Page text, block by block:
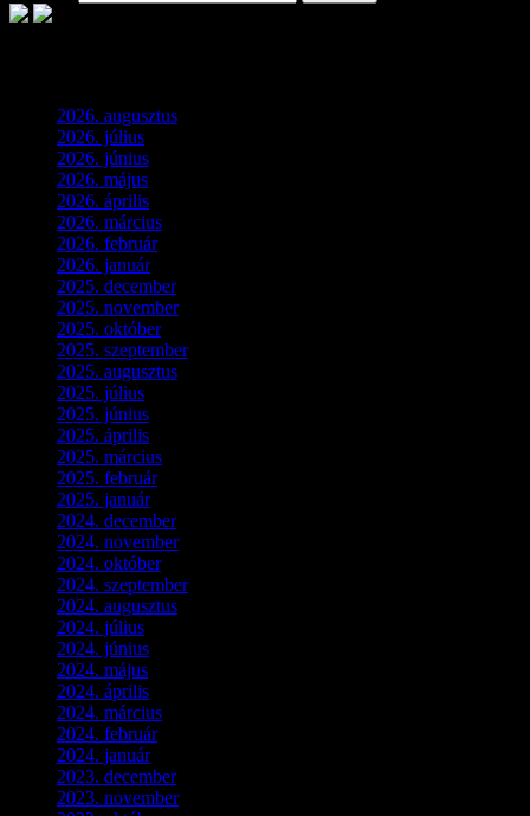
2026. augusztus
2026. július
2026. június
2026. május
2026. április
2026. március
2026. február(4)
2026. január(2)
2025. december(4)
2025. november(3)
2025. október(3)
2025. szeptember(5)
2025. augusztus
2025. július
2025. június
2025. április
2025. március
2025. február(7)
2025. január(3)
2024. december(3)
2024. november(7)
2024. október(6)
2024. szeptember(4)
2024. augusztus
2024. július
2024. június
2024. május
2024. április
2024. március
2024. február(9)
2024. január(3)
2023. december(1)
2023. november(1)